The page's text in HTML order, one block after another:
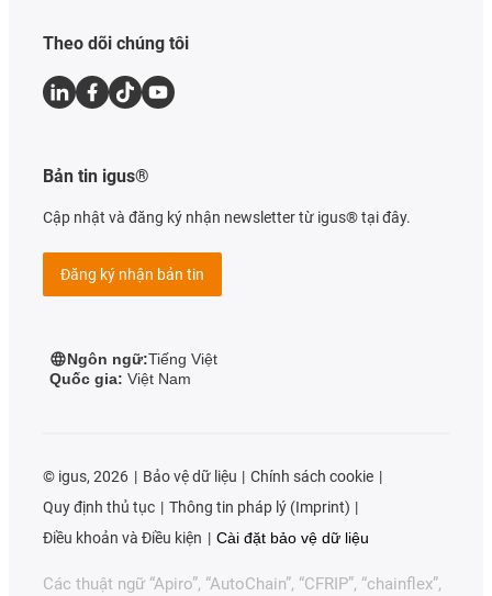
Theo dõi chúng tôi
Bản tin igus®
Cập nhật và đăng ký nhận newsletter từ igus® tại đây.
Đăng ký nhận bản tin
Ngôn ngữ:Tiếng Việt
Quốc gia: Việt Nam
© igus, 2026 Bảo vệ dữ liệu
Chính sách cookie
Quy định thủ tục
Thông tin pháp lý (Imprint)
Điều khoản và Điều kiện
Cài đặt bảo vệ dữ liệu
Các thuật ngữ “Apiro”, “AutoChain”, “CFRIP”, “chainflex”,